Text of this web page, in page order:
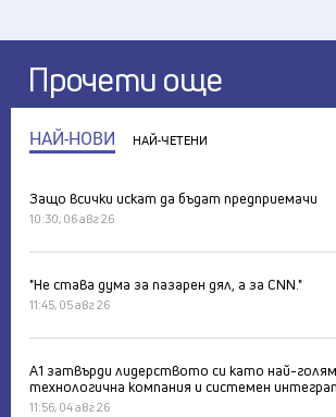
Прочети още
НАЙ-НОВИ НАЙ-ЧЕТЕНИ
Защо всички искат да бъдат предприемачи
10:30, 06 авг 26
"Не става дума за пазарен дял, а за CNN."
11:45, 05 авг 26
А1 затвърди лидерството си като най-
технологична компания и системен
11:56, 04 авг 26